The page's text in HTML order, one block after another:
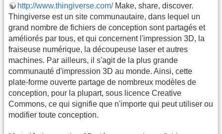
http://www.thingiverse.com/Make, share, discover.
Thingiverse est un site communautaire, dans lequel un
grand nombre de fichiers de conception sont partagés et
améliorés par tous, et qui concernent l'impression 3D, la
fraiseuse numérique, la découpeuse laser et autres
machines. Par ailleurs, il s'agit de la plus grande
communauté d'impression 3D au monde. Ainsi, cette
plate-forme ouverte partage de nombreux modèles de
conception, pour la plupart, sous licence Creative
Commons, ce qui signifie que n'importe qui peut utiliser ou
modifier toute conception.